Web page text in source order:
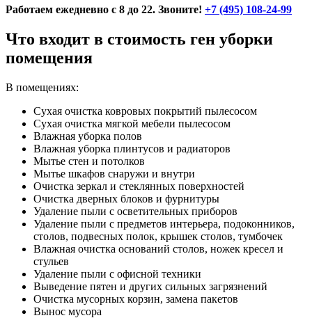
Работаем ежедневно с 8 до 22. Звоните! +7 (495) 108-24-99
Что входит в стоимость ген уборки
помещения
В помещениях:
Сухая очистка ковровых покрытий пылесосом
Сухая очистка мягкой мебели пылесосом
Влажная уборка полов
Влажная уборка плинтусов и радиаторов
Мытье стен и потолков
Мытье шкафов снаружи и внутри
Очистка зеркал и стеклянных поверхностей
Очистка дверных блоков и фурнитуры
Удаление пыли с осветительных приборов
Удаление пыли с предметов интерьера, подоконников,
столов, подвесных полок, крышек столов, тумбочек
Влажная очистка оснований столов, ножек кресел и
стульев
Удаление пыли с офисной техники
Выведение пятен и других сильных загрязнений
Очистка мусорных корзин, замена пакетов
Вынос мусора